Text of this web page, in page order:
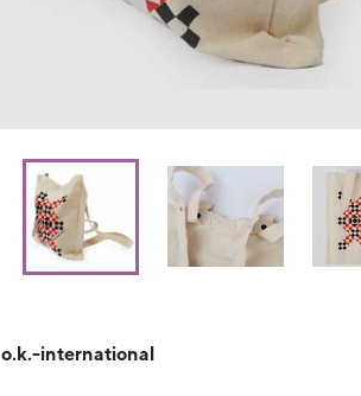
o.k.-international